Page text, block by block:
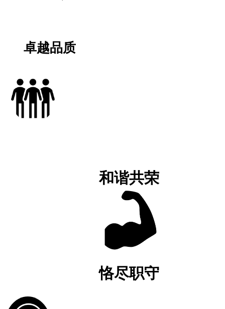
卓越品质
和谐共荣
恪尽职守